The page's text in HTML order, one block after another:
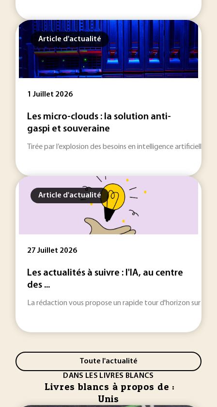
Article d'actualité
1 Juillet 2026
Les micro-clouds : la solution anti-
gaspi et souveraine
Tirée par l’explosion des besoins en intelligence
Article d'actualité
27 Juillet 2026
Les actualités à suivre : l'IA, au centre
des ...
La rédaction vous propose un rapide tour d'horizon sur les
Toute l'actualité
DANS LES LIVRES BLANCS
Livres blancs à propos de :
Unis